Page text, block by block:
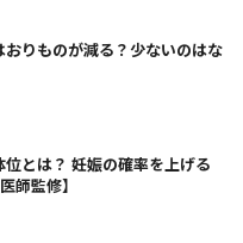
おりものが減る？少ないのはな
とは？ 妊娠の確率を上げる
師監修】